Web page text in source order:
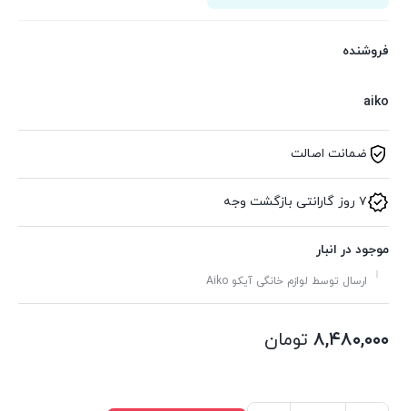
فروشنده
aiko
ضمانت اصالت
۷ روز گارانتی بازگشت وجه
موجود در انبار
ارسال توسط لوازم خانگی آیکو Aiko
۸,۴۸۰,۰۰۰ تومان